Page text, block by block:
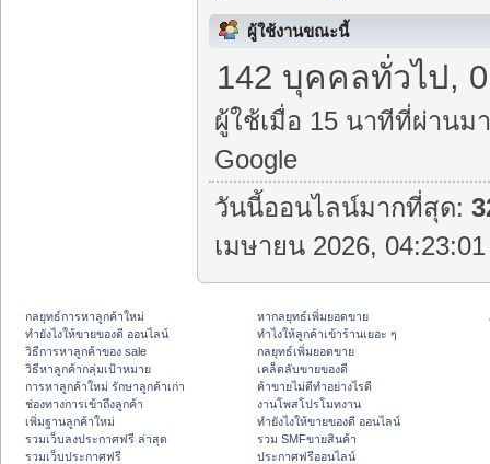
ผู้ใช้งานขณะนี้
142 บุคคลทั่วไป,
ผู้ใช้เมื่อ 15 นาทีที่ผ่านม
Google
วันนี้ออนไลน์มากที่สุด:
เมษายน 2026,
กลยุทธ์การหาลูกค้าใหม่
ทํายังไงให้ขายของดี ออนไลน์
วิธีการหาลูกค้าของ sale
วิธีหาลูกค้ากลุ่มเป้าหมาย
การหาลูกค้าใหม่ รักษาลูกค้าเก่า
ช่องทางการเข้าถึงลูกค้า
เพิ่มฐานลูกค้าใหม่
รวมเว็บลงประกาศฟรี ล่าสุด
รวมเว็บประกาศฟรี
หากลยุทธ์เพิ่มยอดขาย
ทําไงให้ลูกค้าเข้าร้านเยอะ ๆ
กลยุทธ์เพิ่มยอดขาย
เคล็ดลับขายของดี
ค้าขายไม่ดีทำอย่างไรดี
งานโพสโปรโมทงาน
ทํายังไงให้ขายของดี ออนไลน์
รวม SMFขายสินค้า
ประกาศฟรีออนไลน์